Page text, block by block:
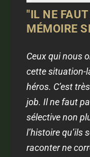
"IL NE
MÉMOIRE
Ceux qui nous
cette situation-
héros. C’est
job. Il ne faut
sélective non
l’histoire qu’ils
raconter ne